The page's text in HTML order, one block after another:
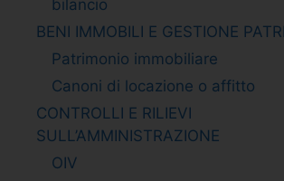
bilancio
BENI IMMOBILI E GESTIONE
Patrimonio immobiliare
Canoni di locazione o affitto
CONTROLLI E RILIEVI
SULL’AMMINISTRAZIONE
OIV